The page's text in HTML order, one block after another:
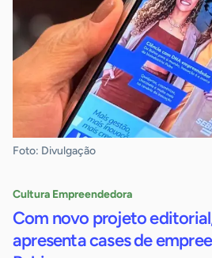
Foto: Divulgação
Cultura Empreendedora
Com novo projeto
apresenta cases de